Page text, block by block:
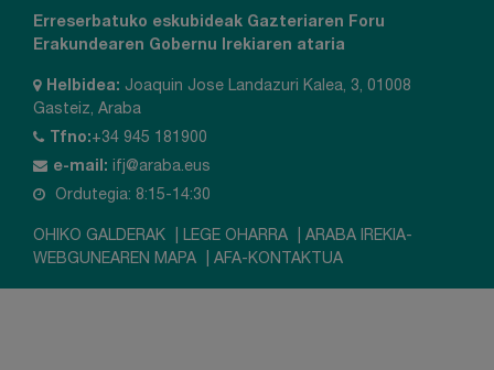
Erreserbatuko eskubideak Gazteriaren Foru
Erakundearen Gobernu Irekiaren ataria
Helbidea: Joaquin Jose Landazuri Kalea, 3, 01008
Gasteiz, Araba
Tfno:+34 945 181900
e-mail: ifj@araba.eus
Ordutegia: 8:15-14:30
OHIKO GALDERAK LEGE OHARRA
ARABA IREKIA-
WEBGUNEAREN MAPA
AFA-KONTAKTUA